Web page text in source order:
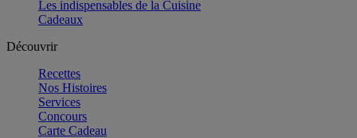
Les indispensables de la Cuisine
Cadeaux
Découvrir
Recettes
Nos Histoires
Services
Concours
Carte Cadeau